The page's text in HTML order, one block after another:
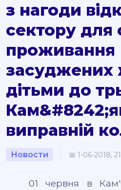
з нагоди
сектору для
проживання
засуджених
дітьми до
виправній
Новости 📅 1-06-2018,
01 червня в